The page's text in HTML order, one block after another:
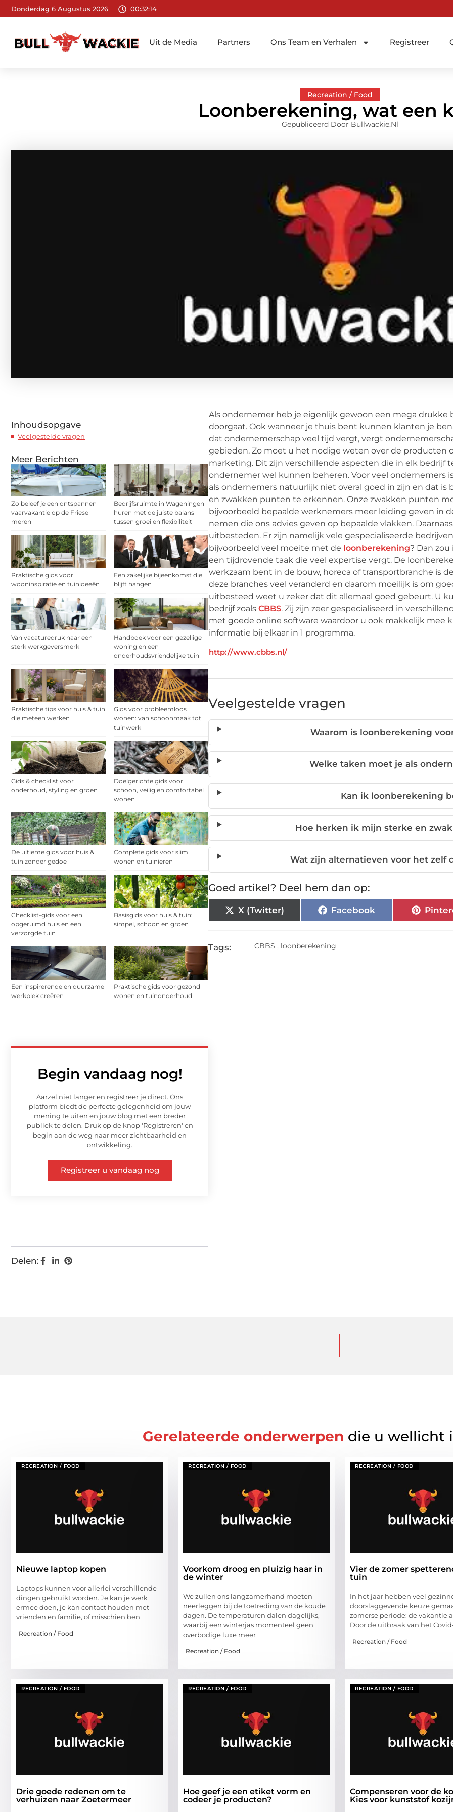
Donderdag 6 Augustus 2026 00:32:15
Uit de Media Partners Ons Team en Verhalen Registreer
Recreation / Food
Loonberekening, wat een
Gepubliceerd Door Bullwackie.nl
Inhoudsopgave
Veelgestelde vragen
Meer Berichten
Zo beleef je een ontspannen
vaarvakantie op de Friese
meren
Bedrijfsruimte in Wageningen
huren met de juiste balans
tussen groei en flexibiliteit
Praktische gids voor
wooninspiratie en tuinideeën
Een zakelijke bijeenkomst die
blijft hangen
Van vacaturedruk naar een
sterk werkgeversmerk
Handboek voor een gezellige
woning en een
onderhoudsvriendelijke tuin
Praktische tips voor huis & tuin
die meteen werken
Gids voor probleemloos
wonen: van schoonmaak tot
tuinwerk
Gids & checklist voor
onderhoud, styling en groen
Doelgerichte gids voor
schoon, veilig en comfortabel
wonen
De ultieme gids voor huis &
tuin zonder gedoe
Complete gids voor slim
wonen en tuinieren
Checklist-gids voor een
opgeruimd huis en een
verzorgde tuin
Basisgids voor huis & tuin:
simpel, schoon en groen
Een inspirerende en duurzame
werkplek creëren
Praktische gids voor gezond
wonen en tuinonderhoud
Begin vandaag nog!
Aarzel niet langer en registreer je direct. Ons
platform biedt de perfecte gelegenheid om jouw
mening te uiten en jouw blog met een breder
publiek te delen. Druk op de knop 'Registreren' en
begin aan de weg naar meer zichtbaarheid en
ontwikkeling.
Registreer u vandaag nog
Delen:
Als ondernemer heb je eigenlijk gewoon een mega drukke
doorgaat. Ook wanneer je thuis bent kunnen klanten je
dat ondernemerschap veel tijd vergt, vergt
gebieden. Zo moet u het nodige weten over de producten
marketing. Dit zijn verschillende aspecten die in elk bedrijf
ondernemer wel kunnen beheren. Voor veel
als ondernemers natuurlijk niet overal goed in zijn en dat
en zwakken punten te erkennen. Onze zwakken punten
bijvoorbeeld bepaalde werknemers meer leiding geven in
nemen die ons advies geven op bepaalde vlakken.
uitbesteden. Er zijn namelijk vele gespecialiseerde
bijvoorbeeld veel moeite met de loonberekening? Dan
een tijdrovende taak die veel expertise vergt. De
werkzaam bent in de bouw, horeca of transportbranche is
deze branches veel veranderd en daarom moeilijk is om
uitbesteed weet u zeker dat dit allemaal goed gebeurt. U
bedrijf zoals CBBS. Zij zijn zeer gespecialiseerd in
met goede online software waardoor u ook makkelijk mee
informatie bij elkaar in 1 programma.
http://www.cbbs.nl/
Veelgestelde vragen
Waarom is loonberekening
Welke taken moet je als
Kan ik loonberekening
Hoe herken ik mijn sterke en
Wat zijn alternatieven voor het zelf
Goed artikel? Deel hem dan op:
X (Twitter) Facebook
Tags: CBBS , loonberekening
Gerelateerde onderwerpen die u wellicht
RECREATION / FOOD
Nieuwe laptop kopen
Laptops kunnen voor allerlei verschillende
dingen gebruikt worden. Je kan je werk
ermee doen, je kan contact houden met
vrienden en familie, of misschien ben
Recreation / Food
RECREATION / FOOD
Voorkom droog en pluizig haar in
de winter
We zullen ons langzamerhand moeten
neerleggen bij de toetreding van de koude
dagen. De temperaturen dalen dagelijks,
waarbij een winterjas momenteel geen
overbodige luxe meer
Recreation / Food
RECREATION / FOOD
Vier de zomer
tuin
In het jaar hebben veel
doorslaggevende keuze
zomerse periode: de vakantie
Door de uitbraak van het
Recreation / Food
RECREATION / FOOD
Drie goede redenen om te
verhuizen naar Zoetermeer
RECREATION / FOOD
Hoe geef je een etiket vorm en
codeer je producten?
RECREATION / FOOD
Compenseren voor de
Kies voor kunststof